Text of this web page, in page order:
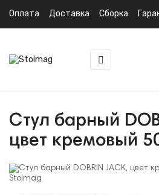
Оплата Доставка Сборка
Toggle
navigation
☰
Стул барный
цвет кремовый